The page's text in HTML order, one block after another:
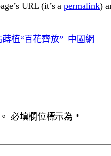
URL (it’s a permalink)
植“百花齊放”_中國網
必填欄位標示為 *